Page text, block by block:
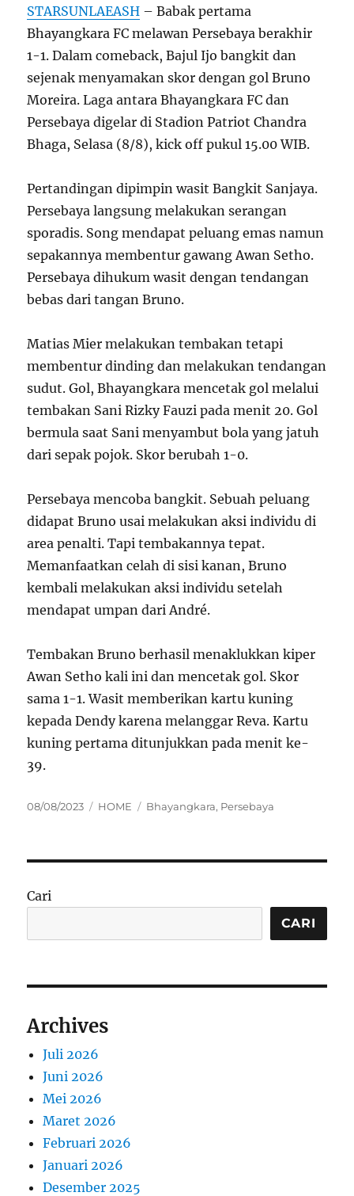
STARSUNLAEASH – Babak pertama
Bhayangkara FC melawan Persebaya berakhir
1-1. Dalam comeback, Bajul Ijo bangkit dan
sejenak menyamakan skor dengan gol Bruno
Moreira. Laga antara Bhayangkara FC dan
Persebaya digelar di Stadion Patriot Chandra
Bhaga, Selasa (8/8), kick off pukul 15.00 WIB.
Pertandingan dipimpin wasit Bangkit Sanjaya.
Persebaya langsung melakukan serangan
sporadis. Song mendapat peluang emas namun
sepakannya membentur gawang Awan Setho.
Persebaya dihukum wasit dengan tendangan
bebas dari tangan Bruno.
Matias Mier melakukan tembakan tetapi
membentur dinding dan melakukan tendangan
sudut. Gol, Bhayangkara mencetak gol melalui
tembakan Sani Rizky Fauzi pada menit 20. Gol
bermula saat Sani menyambut bola yang jatuh
dari sepak pojok. Skor berubah 1-0.
Persebaya mencoba bangkit. Sebuah peluang
didapat Bruno usai melakukan aksi individu di
area penalti. Tapi tembakannya tepat.
Memanfaatkan celah di sisi kanan, Bruno
kembali melakukan aksi individu setelah
mendapat umpan dari André.
Tembakan Bruno berhasil menaklukkan kiper
Awan Setho kali ini dan mencetak gol. Skor
sama 1-1. Wasit memberikan kartu kuning
kepada Dendy karena melanggar Reva. Kartu
kuning pertama ditunjukkan pada menit ke-
39.
Posted
08/08/2023 Categories
HOME Tags
Bhayangkara, Persebaya
Cari
CARI
Archives
Juli 2026
Juni 2026
Mei 2026
Maret 2026
Februari 2026
Januari 2026
Desember 2025